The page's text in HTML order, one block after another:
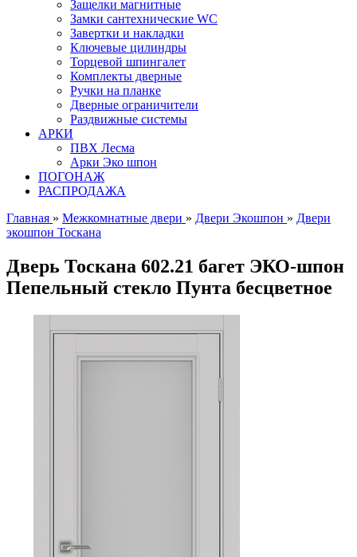
Защелки магнитные
Замки сантехнические WC
Завертки и накладки
Ключевые цилиндры
Торцевой шпингалет
Комплекты дверные
Ручки на планке
Дверные ограничители
Раздвижные системы
АРКИ
ПВХ Лесма
Арки Эко шпон
ПОГОНАЖ
РАСПРОДАЖА
Главная » Межкомнатные двери » Двери Экошпон » Двери
экошпон Тоскана
Дверь Тоскана 602.21 багет ЭКО-шпон
Пепельный стекло Пунта бесцветное